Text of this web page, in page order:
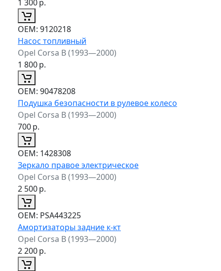
1 300р.
ОЕМ: 9120218
Насос топливный
Opel Corsa B (1993—2000)
1 800р.
ОЕМ: 90478208
Подушка безопасности в рулевое колесо
Opel Corsa B (1993—2000)
700р.
ОЕМ: 1428308
Зеркало правое электрическое
Opel Corsa B (1993—2000)
2 500р.
ОЕМ: PSA443225
Амортизаторы задние к-кт
Opel Corsa B (1993—2000)
2 200р.